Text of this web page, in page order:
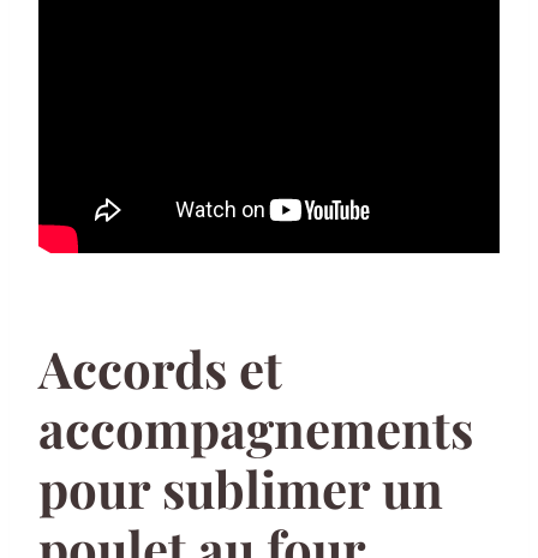
Accords et
accompagnements
pour sublimer un